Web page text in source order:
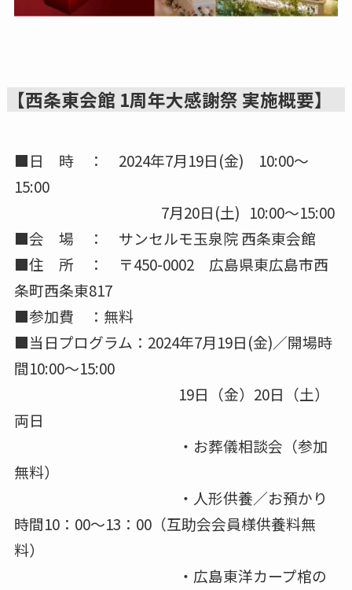
【西条東会館 1周年大感謝祭 実施概要】
■日 時 ： 2024年7月19日(金) 10:00～
15:00
7月20日(土) 10:00～15:00
■会 場 ： サンセルモ玉泉院 西条東会館
■住 所 ： 〒450-0002 広島県東広島市西
条町西条東817
■参加費 ：無料
■当日プログラム：2024年7月19日(金)／開場時
間10:00～15:00
19日（金）20日（土）
両日
・お葬儀相談会（参加
無料）
・人形供養／お預かり
時間10：00～13：00（互助会会員様供養料無
料）
・広島東洋カープ棺の